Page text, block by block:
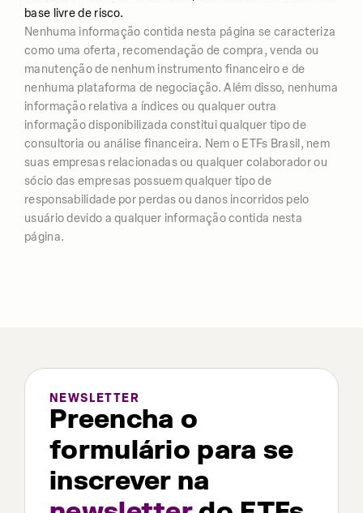
base livre de risco.
Nenhuma informação contida nesta página se caracteriza
como uma oferta, recomendação de compra, venda ou
manutenção de nenhum instrumento financeiro e de
nenhuma plataforma de negociação. Além disso, nenhuma
informação relativa a índices ou qualquer outra
informação disponibilizada constitui qualquer tipo de
consultoria ou análise financeira. Nem o ETFs Brasil, nem
suas empresas relacionadas ou qualquer colaborador ou
sócio das empresas possuem qualquer tipo de
responsabilidade por perdas ou danos incorridos pelo
usuário devido a qualquer informação contida nesta
página.
NEWSLETTER
Preencha o
formulário para se
inscrever na